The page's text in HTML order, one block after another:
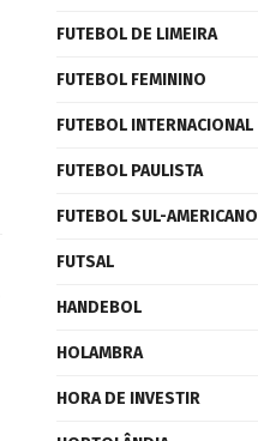
FUTEBOL DE LIMEIRA
FUTEBOL FEMININO
FUTEBOL INTERNACIONAL
FUTEBOL PAULISTA
FUTEBOL SUL-AMERICANO
FUTSAL
HANDEBOL
HOLAMBRA
HORA DE INVESTIR